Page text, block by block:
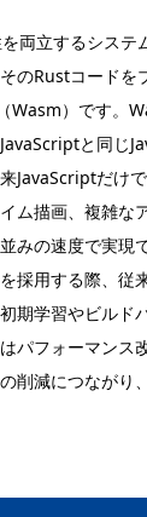
両立するシステ
のRustコードを
Wasm）です。
と同じ
JavaScriptだけ
ム描画、複雑な
みの速度で実現
採用する際、従
期学習やビルド
パフォーマンス
削減につながり